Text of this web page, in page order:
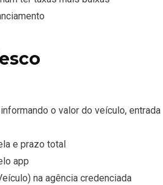
o valor do veículo, entrada
e prazo total
app
na agência credenciada